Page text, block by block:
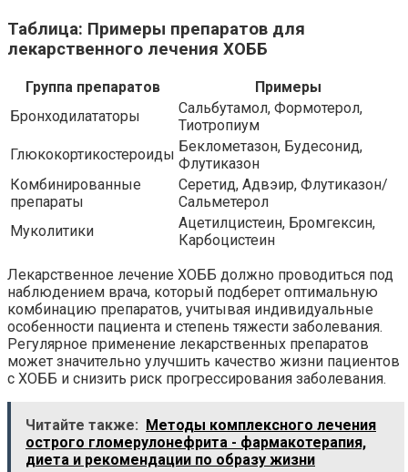
Таблица: Примеры препаратов для
лекарственного лечения ХОББ
Группа препаратов
Примеры
Бронходилататоры
Сальбутамол, Формотерол,
Тиотропиум
Глюкокортикостероиды Беклометазон, Будесонид,
Флутиказон
Комбинированные
препараты
Серетид, Адвэир, Флутиказон/
Сальметерол
Муколитики
Ацетилцистеин, Бромгексин,
Карбоцистеин
Лекарственное лечение ХОББ должно проводиться под
наблюдением врача, который подберет оптимальную
комбинацию препаратов, учитывая индивидуальные
особенности пациента и степень тяжести заболевания.
Регулярное применение лекарственных препаратов
может значительно улучшить качество жизни пациентов
с ХОББ и снизить риск прогрессирования заболевания.
Читайте также:
Методы комплексного лечения
острого гломерулонефрита - фармакотерапия,
диета и рекомендации по образу жизни